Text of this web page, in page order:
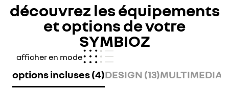
découvrez les équipements
et options de votre
SYMBIOZ
afficher en mode
options incluses (4)DESIGN (13)MULTIMEDIA